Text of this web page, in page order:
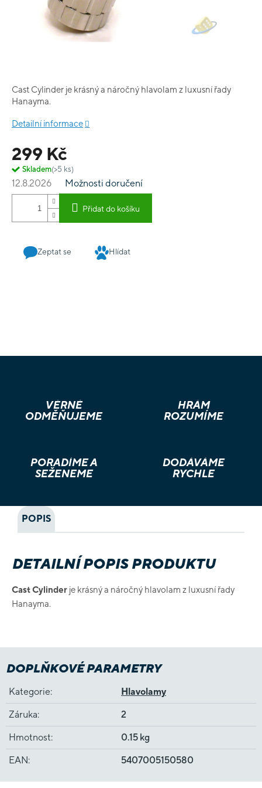
299 Kč
Skladem(>5 ks)
12.8.2026 Možnosti doručení
Přidat do košíku
Cast Cylinder je krásný a náročný hlavolam z luxusní řady
Hanayma.
Detailní informace
Zeptat se Hlídat
VĚRNÉ
ODMĚŇUJEME
HRÁM
ROZUMÍME
PORADÍME A
SEŽENEME
DODÁVÁME
RYCHLE
POPIS
DETAILNÍ POPIS PRODUKTU
Cast Cylinder je krásný a náročný hlavolam z luxusní řady
Hanayma.
DOPLŇKOVÉ PARAMETRY
Kategorie: Hlavolamy
Záruka: 2
Hmotnost: 0.15 kg
EAN: 5407005150580